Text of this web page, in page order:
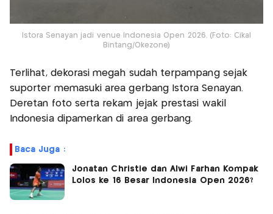
Istora Senayan jadi venue Indonesia Open 2026. (Foto: Cikal
Bintang/Okezone)
Terlihat, dekorasi megah sudah terpampang sejak
suporter memasuki area gerbang Istora Senayan.
Deretan foto serta rekam jejak prestasi wakil
Indonesia dipamerkan di area gerbang.
Baca Juga :
Jonatan Christie dan Alwi Farhan Kompak
Lolos ke 16 Besar Indonesia Open 2026?